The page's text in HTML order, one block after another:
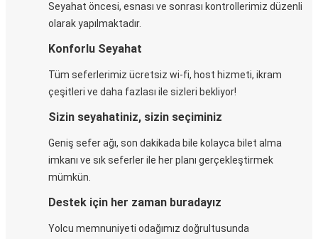
Seyahat öncesi, esnası ve sonrası kontrollerimiz düzenli
olarak yapılmaktadır.
Konforlu Seyahat
Tüm seferlerimiz ücretsiz wi-fi, host hizmeti, ikram
çeşitleri ve daha fazlası ile sizleri bekliyor!
Sizin seyahatiniz, sizin seçiminiz
Geniş sefer ağı, son dakikada bile kolayca bilet alma
imkanı ve sık seferler ile her planı gerçekleştirmek
mümkün.
Destek için her zaman buradayız
Yolcu memnuniyeti odağımız doğrultusunda